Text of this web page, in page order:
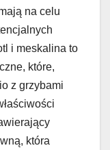
na celu
i meskalina to
które,
z grzybami
która